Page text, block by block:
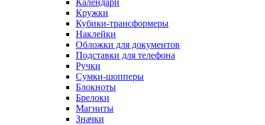
Календари
Кружки
Кубики-трансформеры
Наклейки
Обложки для документов
Подставки для телефона
Ручки
Сумки-шопперы
Блокноты
Брелоки
Магниты
Значки